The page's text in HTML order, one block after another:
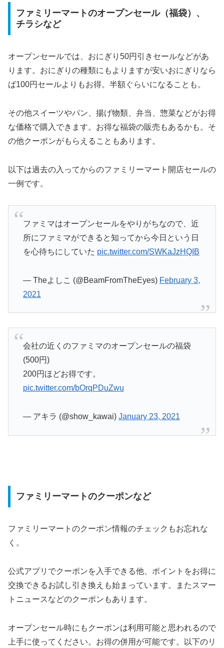
ファミリーマートのオープンセール（福袋）、
チラシなど
オープンセールでは、おにぎり50円引きセールなどがあ
ります。おにぎりの種類にもよりますが安いおにぎりなら
ば100円セールよりもお得。半額ぐらいになることも。
その他スイーツやパン、揚げ物類、弁当、惣菜などがお得
な価格で購入できます。お得な福袋の販売もあるかも。そ
の他クーポンがもらえることもあります。
以下は過去の入ってからのファミリーマート開店セールの
一例です。
ファミマはオープンセールをやりがちなので、近
所にファミマができると知ってから今日という日
を心待ちにしていた pic.twitter.com/SWKaJzHQIB
— Theよしこ (@BeamFromTheEyes) February 3,
2021
会社の近くのファミマのオープンセールの福袋
(500円)
200円ほどお得です。
pic.twitter.com/bOrqPDuZwu
— アキラ (@show_kawai) January 23, 2021
ファミリーマートのクーポンなど
ファミリーマートのクーポン情報のチェックもお忘れな
く。
公式アプリでクーポンを入手できる他、ポイントをお得に
交換できるお試し引き換えも始まっています。またスマー
トニュースなどのクーポンもあります。
オープンセール時にもクーポンは利用可能と思われるので
上手に使ってください。お得の併用が可能です。以下のリ